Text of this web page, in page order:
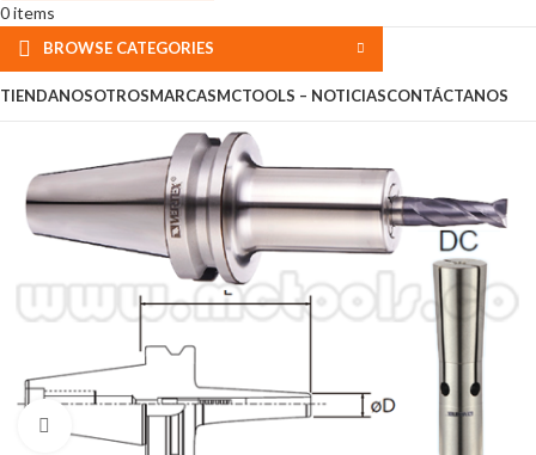
0items
BROWSE CATEGORIES
TIENDANOSOTROSMARCASMCTOOLS – NOTICIASCONTÁCTANOS